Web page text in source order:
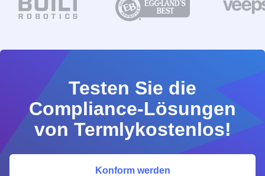
Testen Sie die
Compliance-Lösungen
von Termlykostenlos!
Konform werden